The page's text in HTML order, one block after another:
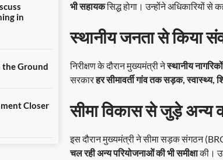
in
the Ground
Closer
भी सहायकसिद्ध होगा। उन्होंने अधिकारियों से
स्थानीय जनता से किया
निरीक्षण के दौरान मुख्यमंत्री नेस्थानीय
सरकारहर सीमावर्ती गांव तक सड़क, स्वास्थ्य,
सीमा विकास से जुड़े अन्य
इस दौरान मुख्यमंत्री ने सीमा सड़क संगठन
चल रही अन्य परियोजनाओं की भी समीक्षाकी।